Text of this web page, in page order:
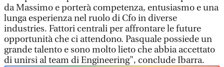
da Massimo e porterà competenza, entusiasmo e una
lunga esperienza nel ruolo di Cfo in diverse
industries. Fattori centrali per affrontare le future
opportunità che ci attendono. Pasquale possiede un
grande talento e sono molto lieto che abbia accettato
di unirsi al team di Engineering", conclude Ibarra.